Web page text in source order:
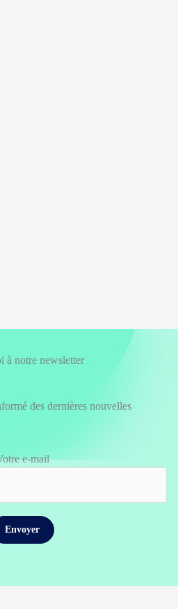
à notre newsletter
des dernières nouvelles
e-mail